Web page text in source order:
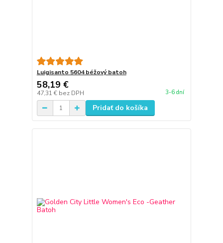
Luigisanto 5604 béžový batoh
58,19 €
47,31 € bez DPH 3-6 dní
Pridať do košíka